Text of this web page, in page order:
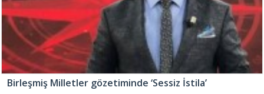
Birleşmiş Milletler gözetiminde ‘Sessiz İstila’